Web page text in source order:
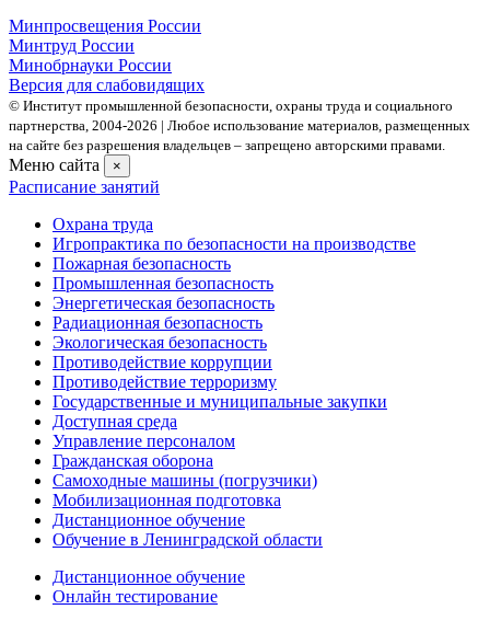
Минпросвещения России
Минтруд России
Минобрнауки России
Версия для слабовидящих
© Институт промышленной безопасности, охраны труда и социального
партнерства, 2004- 2026 | Любое использование материалов, размещенных
на сайте без разрешения владельцев – запрещено авторскими правами.
Меню сайта ×
Расписание занятий
Охрана труда
Игропрактика по безопасности на производстве
Пожарная безопасность
Промышленная безопасность
Энергетическая безопасность
Радиационная безопасность
Экологическая безопасность
Противодействие коррупции
Противодействие терроризму
Государственные и муниципальные закупки
Доступная среда
Управление персоналом
Гражданская оборона
Самоходные машины (погрузчики)
Мобилизационная подготовка
Дистанционное обучение
Обучение в Ленинградской области
Дистанционное обучение
Онлайн тестирование